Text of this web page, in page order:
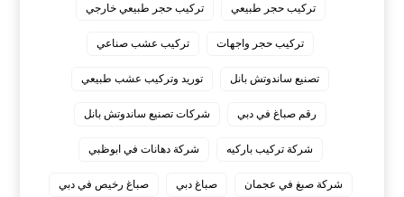
تركيب حجر طبيعي تركيب حجر طبيعي خارجي
تركيب حجر واجهات تركيب عشب صناعي
تصنيع ساندوتش بانل توريد وتركيب عشب طبيعي
رقم صباغ في دبي شركات تصنيع ساندوتش بانل
شركة تركيب باركيه شركة دهانات في ابوظبي
شركة صبغ في عجمان صباغ دبي صباغ رخيص في دبي